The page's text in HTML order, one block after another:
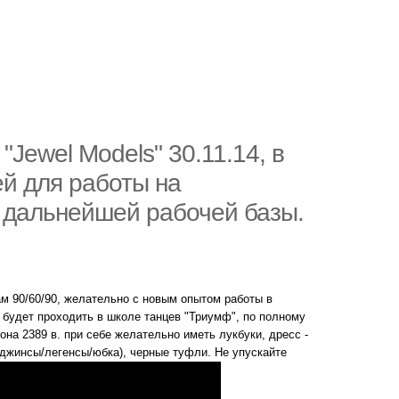
Models" 30.11.14, в
для работы на
рабочей базы.
90/60/90, желательно с новым опытом работы в
проходить в школе танцев "Триумф", по полному
2389 в. при себе желательно иметь лукбуки, дресс -
легенсы/юбка), черные туфли. Не упускайте